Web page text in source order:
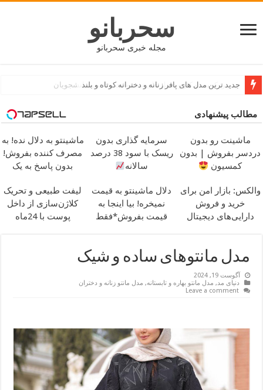
سحربانو
مجله خبری سحربانو
بهترین کسب و کار و شغل های نیمه وقت مناسب دانشجویان
مطالب پیشنهادی
ماشینت رو بدون
دردسر بفروش | بدون
کمسیون
سرمایه گذاری بدون
ریسک با سود 38 درصد
سالانه
ماشینتو به دلال نده! به
مصرف کننده بفروش!
بدون پاسخ به یک
والکس: بازار امن برای
خرید و فروش
دارایی‌های دیجیتال
دلال ماشینتو به قیمت
نمیخره! بیا اینجا به
قیمت بفروش*فقط
لیفت طبیعی و تحریک
کلاژن‌سازی از داخل
پوست با 24ماه
مدل مانتوهای ساده و شیک
آگوست 19, 2024
دنیای مد, مدل مانتو بهاره و تابستانه, مدل مانتو زنانه و دختران
Leave a comment